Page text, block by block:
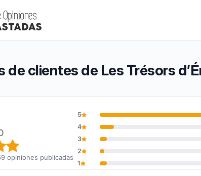
9,5 de 10
(7 769 opiniones)
de clientes de Les Trésors
global: 9,5 de 10
opiniones publicadas
5
4
3
2
1